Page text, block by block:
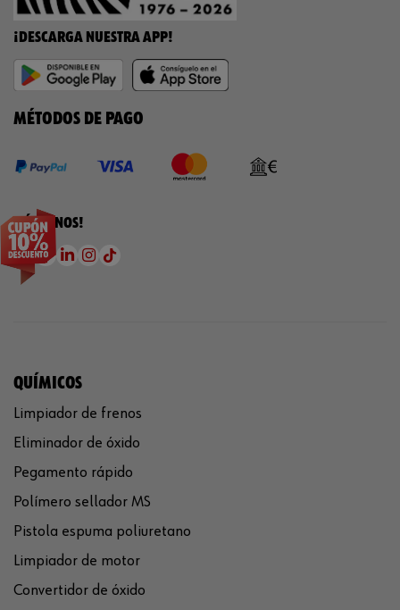
¡DESCARGA NUESTRA APP!
MÉTODOS DE PAGO
¡SÍGUENOS!
QUÍMICOS
Limpiador de frenos
Eliminador de óxido
Pegamento rápido
Polímero sellador MS
Pistola espuma poliuretano
Limpiador de motor
Convertidor de óxido